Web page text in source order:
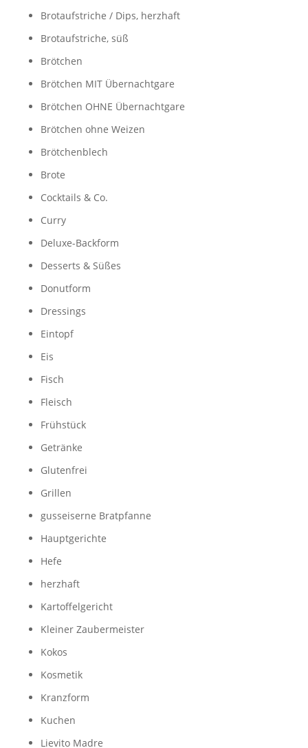
Brotaufstriche / Dips, herzhaft
Brotaufstriche, süß
Brötchen
Brötchen MIT Übernachtgare
Brötchen OHNE Übernachtgare
Brötchen ohne Weizen
Brötchenblech
Brote
Cocktails & Co.
Curry
Deluxe-Backform
Desserts & Süßes
Donutform
Dressings
Eintopf
Eis
Fisch
Fleisch
Frühstück
Getränke
Glutenfrei
Grillen
gusseiserne Bratpfanne
Hauptgerichte
Hefe
herzhaft
Kartoffelgericht
Kleiner Zaubermeister
Kokos
Kosmetik
Kranzform
Kuchen
Lievito Madre